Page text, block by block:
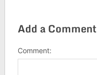
Add a Comment
Comment: